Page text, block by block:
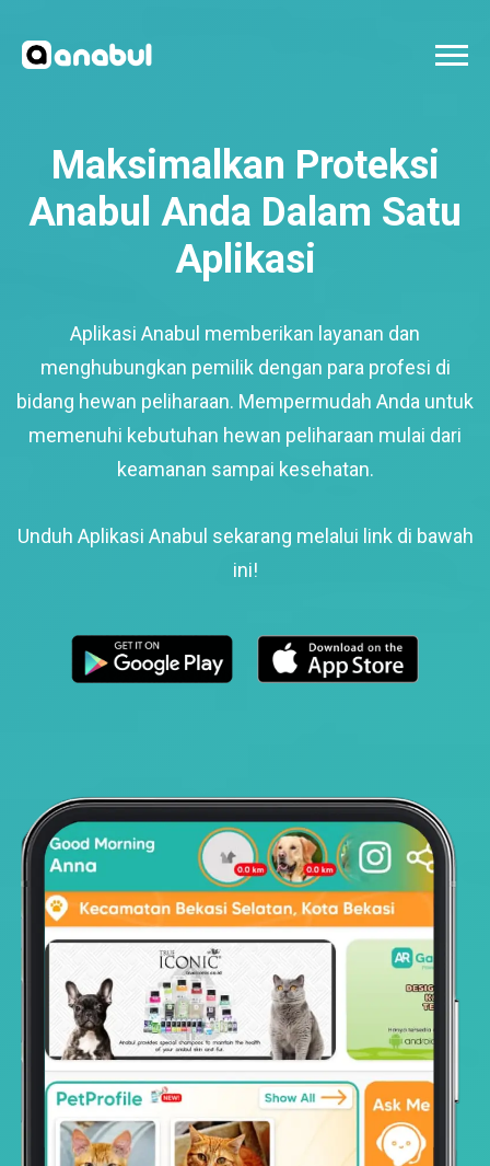
Maksimalkan Proteksi
Anabul Anda Dalam Satu
Aplikasi
Aplikasi Anabul memberikan layanan dan
menghubungkan pemilik dengan para profesi di
bidang hewan peliharaan. Mempermudah Anda untuk
memenuhi kebutuhan hewan peliharaan mulai dari
keamanan sampai kesehatan.
Unduh Aplikasi Anabul sekarang melalui link di bawah
ini!